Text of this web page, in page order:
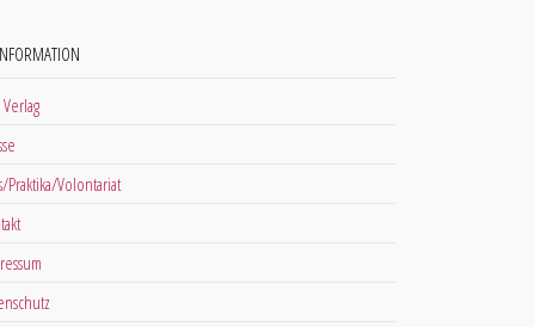
Praktika/Volontariat